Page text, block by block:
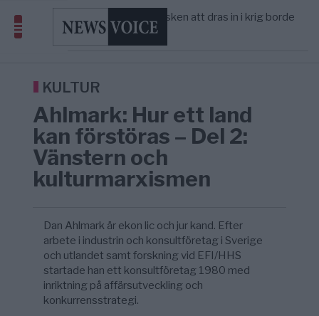
5/8
Elsa Widding: Risken att dras in i krig borde
avgöra all utrikespolitik
KRIG & FRED
Gaza håller en av de största
geografiskt apartheidsystem
om amerikansk påverkan
UNITED STATES — Tucker Carlson: ”It’s Time to Save
America” – Finally
KULTUR
Ahlmark: Hur ett land
kan förstöras – Del 2:
Vänstern och
kulturmarxismen
Dan Ahlmark är ekon lic och jur kand. Efter
arbete i industrin och konsultföretag i Sverige
och utlandet samt forskning vid EFI/HHS
startade han ett konsultföretag 1980 med
inriktning på affärsutveckling och
konkurrensstrategi.